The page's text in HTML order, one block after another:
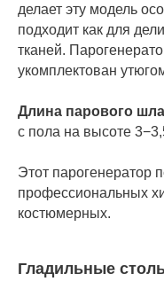
делает эту модель
подходит как для
тканей.
укомплектован
Длина парового
с пола на высоте
Этот парогенератор
профессиональных
костюмерных.
Гладильные